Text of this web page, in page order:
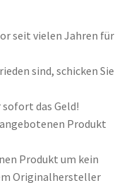
seit vielen Jahren für
sind, schicken Sie
das Geld!
Produkt
Produkt um kein
Originalhersteller